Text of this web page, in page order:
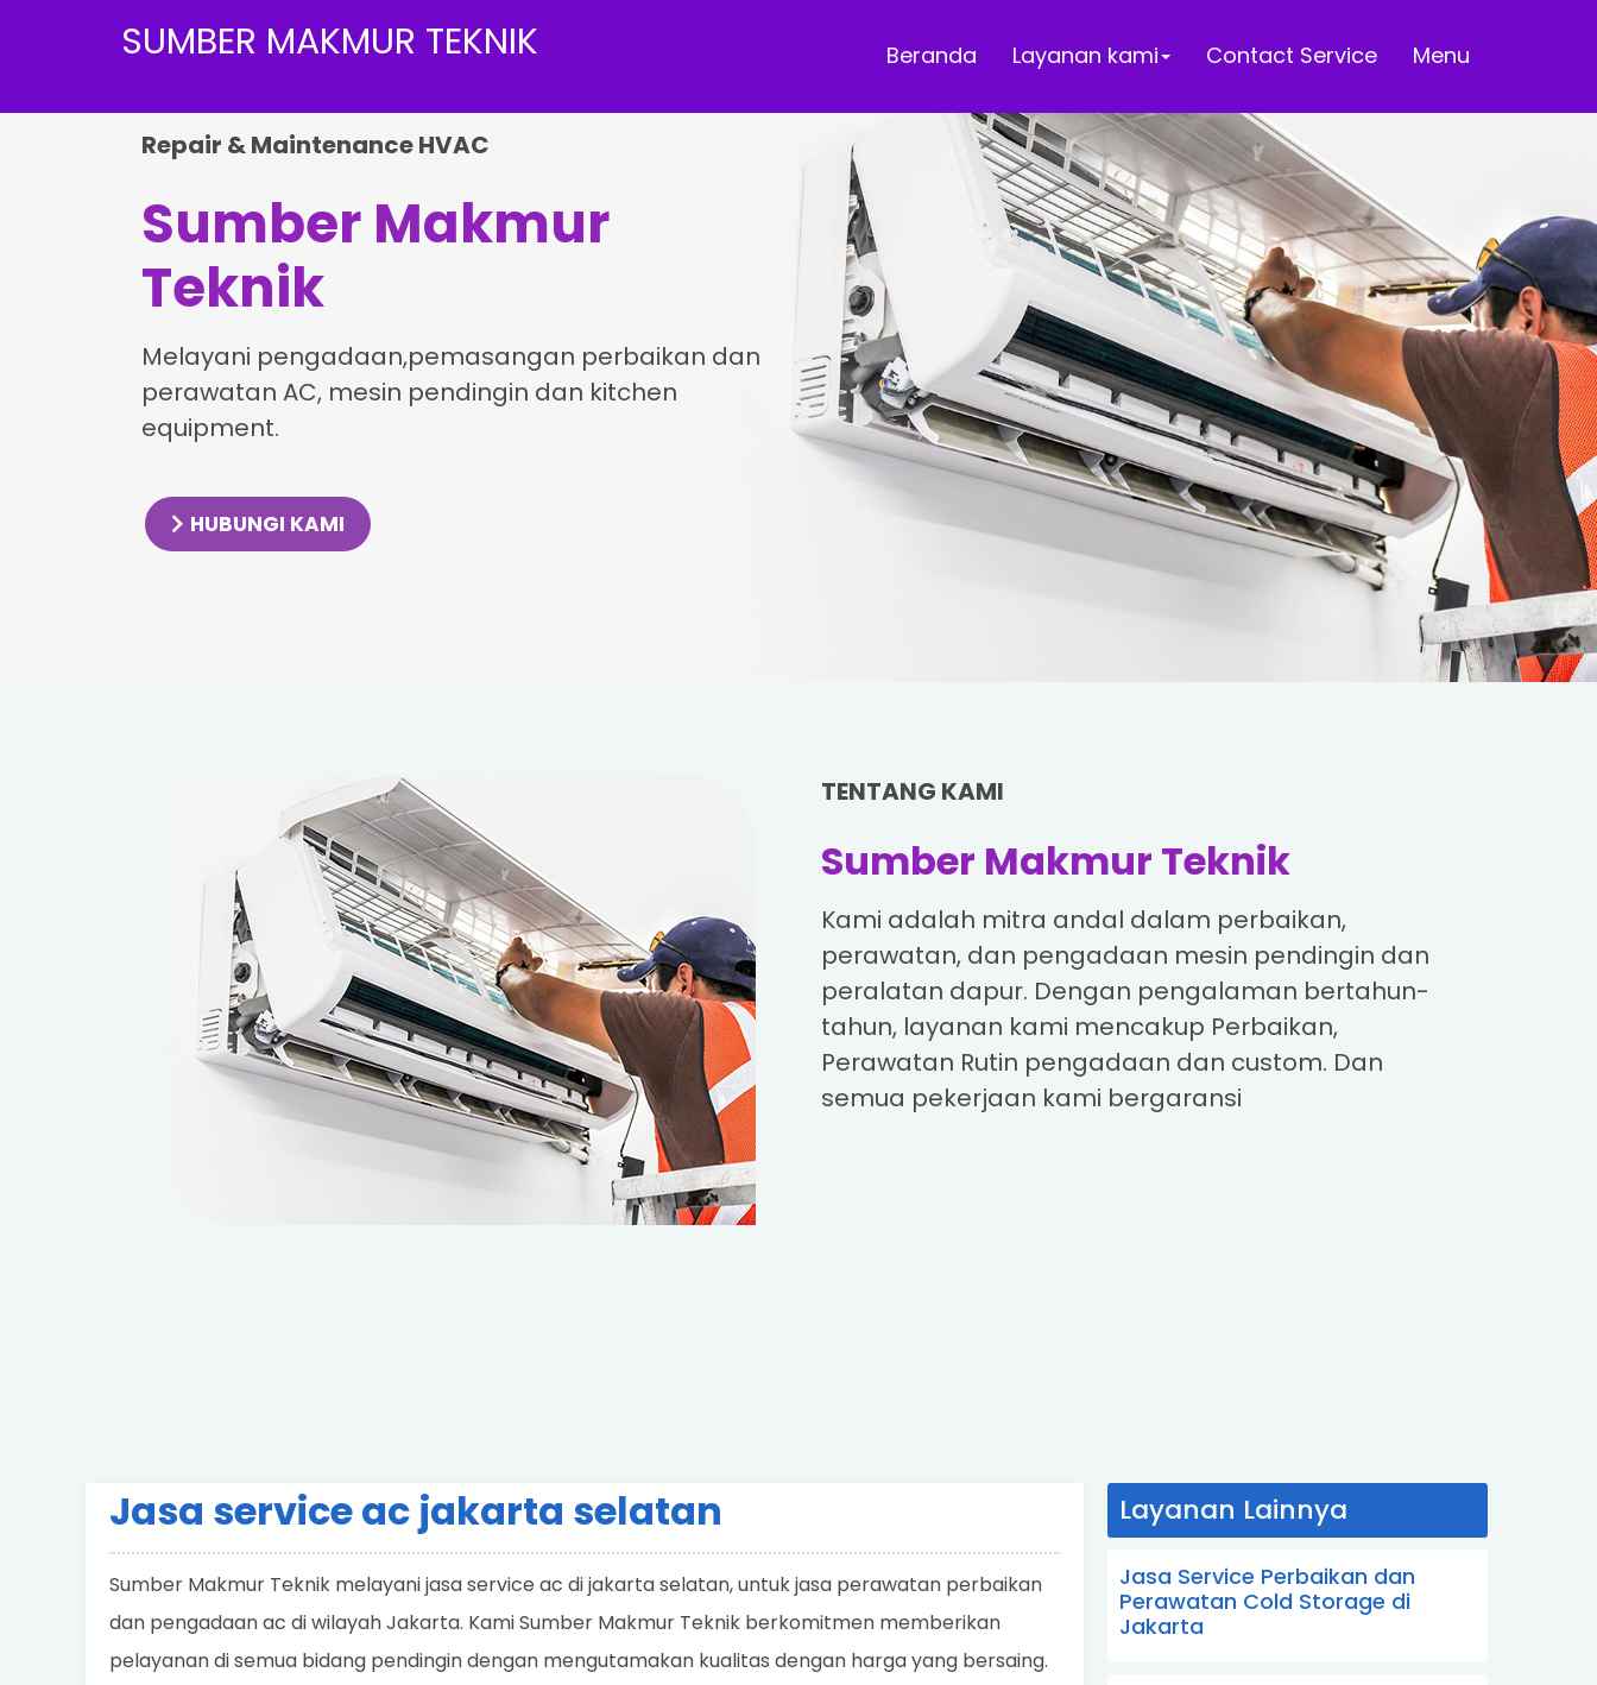
SUMBER MAKMUR TEKNIK Beranda Layanan kami Contact Service Menu
Repair & Maintenance HVAC
Sumber Makmur
Teknik
Melayani pengadaan,pemasangan perbaikan dan
perawatan AC, mesin pendingin dan kitchen
equipment.
HUBUNGI KAMI
TENTANG KAMI
Sumber Makmur Teknik
Kami adalah mitra andal dalam perbaikan,
perawatan, dan pengadaan mesin pendingin dan
peralatan dapur. Dengan pengalaman bertahun-
tahun, layanan kami mencakup Perbaikan,
Perawatan Rutin pengadaan dan custom. Dan
semua pekerjaan kami bergaransi
Jasa service ac jakarta selatan
Sumber Makmur Teknik melayani jasa service ac di jakarta selatan, untuk jasa perawatan perbaikan
dan pengadaan ac di wilayah Jakarta. Kami Sumber Makmur Teknik berkomitmen memberikan
pelayanan di semua bidang pendingin dengan mengutamakan kualitas dengan harga yang bersaing.
Layanan Lainnya
Jasa Service Perbaikan dan
Perawatan Cold Storage di
Jakarta